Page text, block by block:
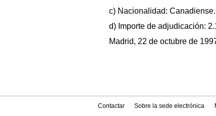
c) Nacionalidad: Canadiense.
d) Importe de adjudicación:
Madrid, 22 de octubre de
Contactar Sobre la sede electrónica